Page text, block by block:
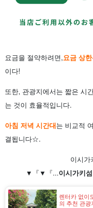
요금을 절약하려면,요금 상
이다!
또한, 관광지에서는 짧은 시
는 것이 효율적입니다.
아침 저녁 시간대는 비교적
결됩니다☆.
이시가
▼『▼『...이시가키
렌터카 없이
의 추천 관